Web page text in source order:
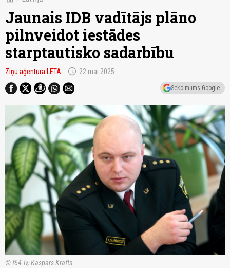
Jaunais IDB vadītājs plāno
pilnveidot iestādes
starptautisko sadarbību
Ziņu aģentūra LETA schedule 22.mai 2025
Seko mums Google
© f64.lv, Kaspars Krafts